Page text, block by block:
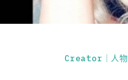
Creator｜人物